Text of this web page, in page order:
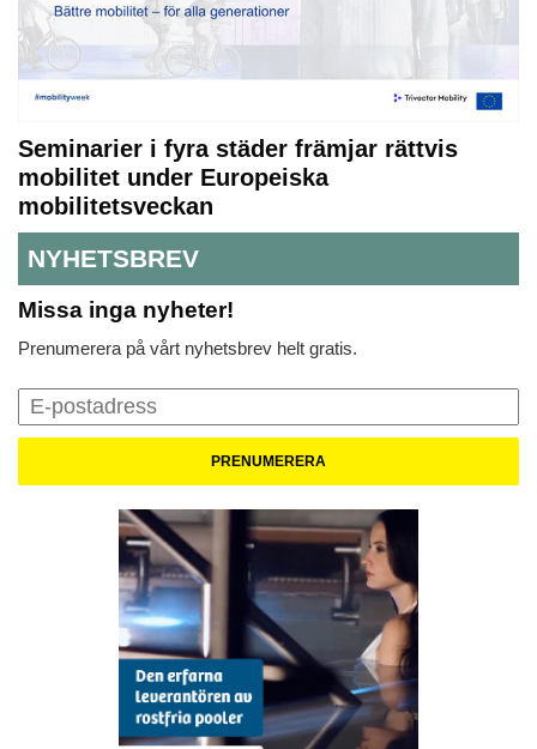
Seminarier i fyra städer främjar rättvis
mobilitet under Europeiska
mobilitetsveckan
NYHETSBREV
Missa inga nyheter!
Prenumerera på vårt nyhetsbrev helt gratis.